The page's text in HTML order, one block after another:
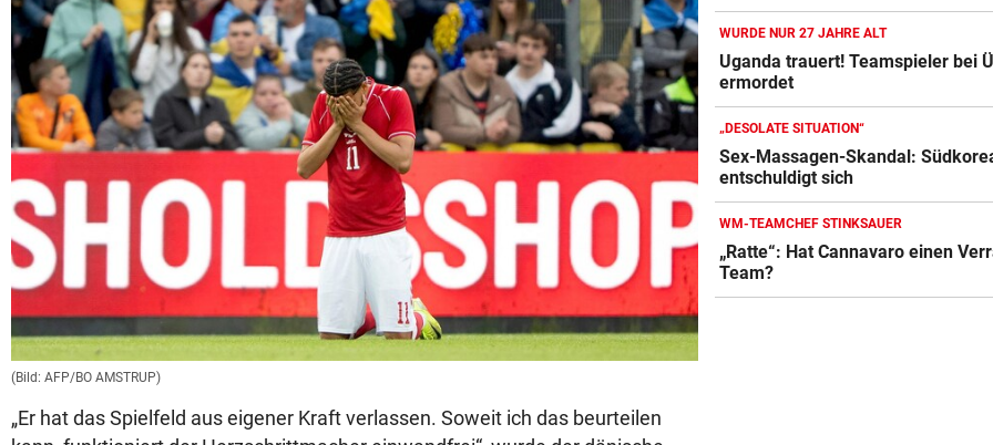
(Bild: AFP/BO AMSTRUP)
„Er hat das Spielfeld aus eigener Kraft verlassen. Soweit ich das beurteilen
WURDE NUR 27 JAHRE ALT
Uganda trauert! Teamspieler bei
ermordet
„DESOLATE SITUATION“
Sex-Massagen-Skandal:
entschuldigt sich
WM-TEAMCHEF STINKSAUER
„Ratte“: Hat Cannavaro einen
Team?